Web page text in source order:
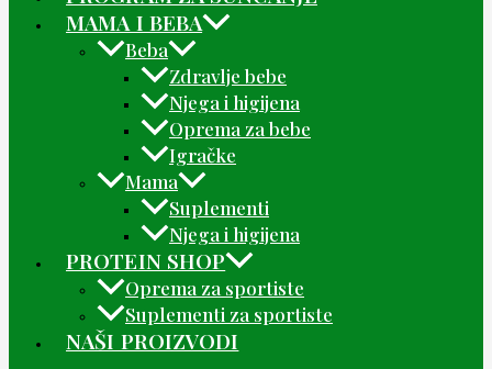
MAMA I BEBA
Beba
Zdravlje bebe
Njega i higijena
Oprema za bebe
Igračke
Mama
Suplementi
Njega i higijena
PROTEIN SHOP
Oprema za sportiste
Suplementi za sportiste
NAŠI PROIZVODI